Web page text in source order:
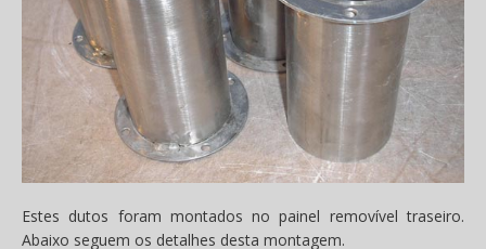
Estes dutos foram montados no painel removível traseiro.
Abaixo seguem os detalhes desta montagem.